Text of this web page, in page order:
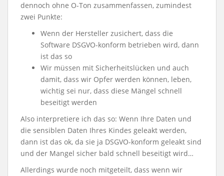
dennoch ohne O-Ton zusammenfassen, zumindest
zwei Punkte:
Wenn der Hersteller zusichert, dass die
Software DSGVO-konform betrieben wird, dann
ist das so
Wir müssen mit Sicherheitslücken und auch
damit, dass wir Opfer werden können, leben,
wichtig sei nur, dass diese Mängel schnell
beseitigt werden
Also interpretiere ich das so: Wenn Ihre Daten und
die sensiblen Daten Ihres Kindes geleakt werden,
dann ist das ok, da sie ja DSGVO-konform geleakt sind
und der Mangel sicher bald schnell beseitigt wird…
Allerdings wurde noch mitgeteilt, dass wenn wir